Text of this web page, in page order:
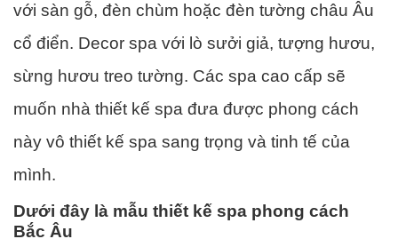
với sàn gỗ, đèn chùm hoặc đèn tường châu Âu
cổ điển. Decor spa với lò sưởi giả, tượng hươu,
sừng hươu treo tường. Các spa cao cấp sẽ
muốn nhà thiết kế spa đưa được phong cách
này vô thiết kế spa sang trọng và tinh tế của
mình.
Dưới đây là mẫu thiết kế spa phong cách
Bắc Âu